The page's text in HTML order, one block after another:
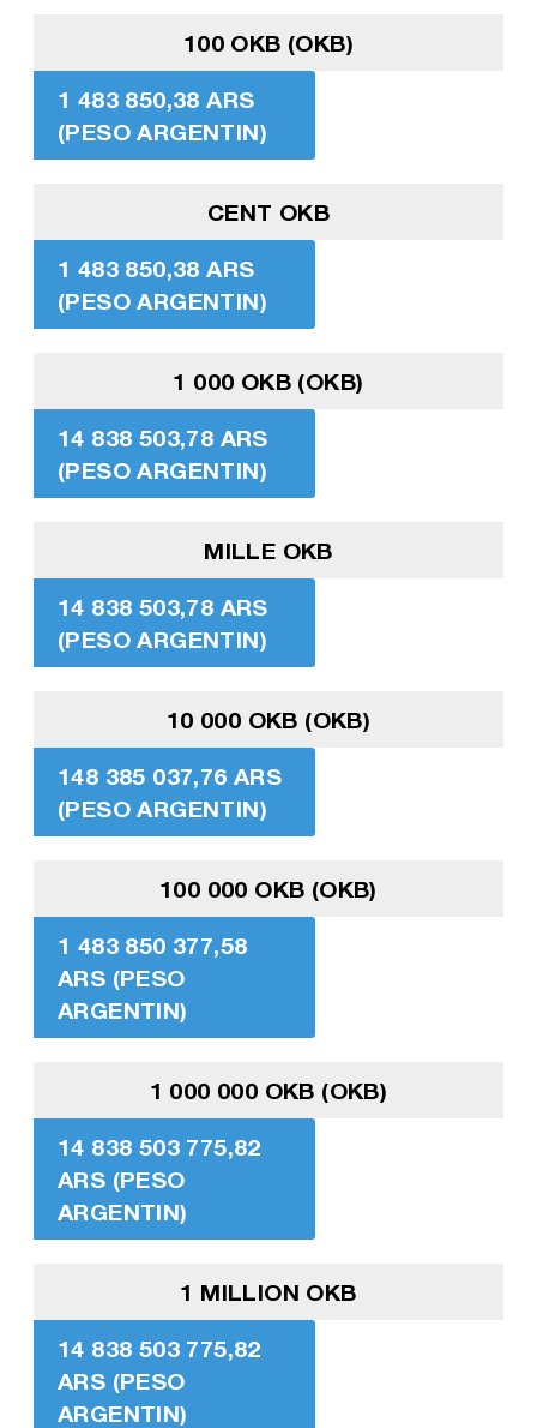
100 OKB (OKB)
1 483 850,38 ARS
(PESO ARGENTIN)
CENT OKB
1 483 850,38 ARS
(PESO ARGENTIN)
1 000 OKB (OKB)
14 838 503,78 ARS
(PESO ARGENTIN)
MILLE OKB
14 838 503,78 ARS
(PESO ARGENTIN)
10 000 OKB (OKB)
148 385 037,76 ARS
(PESO ARGENTIN)
100 000 OKB (OKB)
1 483 850 377,58
ARS (PESO
ARGENTIN)
1 000 000 OKB (OKB)
14 838 503 775,82
ARS (PESO
ARGENTIN)
1 MILLION OKB
14 838 503 775,82
ARS (PESO
ARGENTIN)